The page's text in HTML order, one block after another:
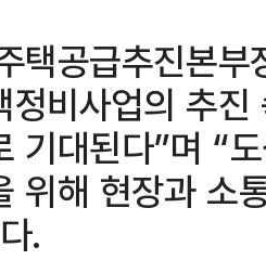
택공급추진본
정비사업의 추
기대된다”며 “
위해 현장과 소
.